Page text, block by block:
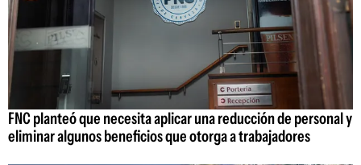
FNC planteó que necesita aplicar una reducción de personal y
eliminar algunos beneficios que otorga a trabajadores